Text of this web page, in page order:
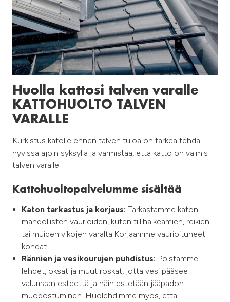
Huolla kattosi talven varalle
KATTOHUOLTO TALVEN
VARALLE
Kurkistus katolle ennen talven tuloa on tärkeä tehdä
hyvissä ajoin syksyllä ja varmistaa, että katto on valmis
talven varalle.
Kattohuoltopalvelumme sisältää
Katon tarkastus ja korjaus: Tarkastamme katon
mahdollisten vaurioiden, kuten tiilihalkeamien, reikien
tai muiden vikojen varalta.Korjaamme vaurioituneet
kohdat.
Rännien ja vesikourujen puhdistus: Poistamme
lehdet, oksat ja muut roskat, jotta vesi pääsee
valumaan esteettä ja näin estetään jääpadon
muodostuminen. Huolehdimme myös, että